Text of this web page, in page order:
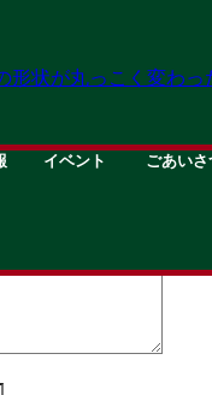
イベント ごあいさ
形状が丸っこく変わ